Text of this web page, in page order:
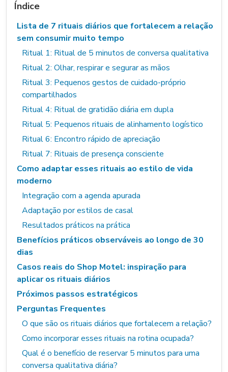
Índice
Lista de 7 rituais diários que fortalecem a relação
sem consumir muito tempo
Ritual 1: Ritual de 5 minutos de conversa qualitativa
Ritual 2: Olhar, respirar e segurar as mãos
Ritual 3: Pequenos gestos de cuidado-próprio
compartilhados
Ritual 4: Ritual de gratidão diária em dupla
Ritual 5: Pequenos rituais de alinhamento logístico
Ritual 6: Encontro rápido de apreciação
Ritual 7: Rituais de presença consciente
Como adaptar esses rituais ao estilo de vida
moderno
Integração com a agenda apurada
Adaptação por estilos de casal
Resultados práticos na prática
Benefícios práticos observáveis ao longo de 30
dias
Casos reais do Shop Motel: inspiração para
aplicar os rituais diários
Próximos passos estratégicos
Perguntas Frequentes
O que são os rituais diários que fortalecem a relação?
Como incorporar esses rituais na rotina ocupada?
Qual é o benefício de reservar 5 minutos para uma
conversa qualitativa diária?